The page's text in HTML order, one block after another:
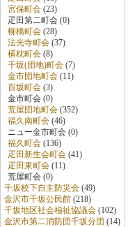
宮保町会(23)
疋田第二町会 (0)
柳橋町会(28)
法光寺町会(37)
横枕町会(8)
千坂(団地)町会(7)
金市団地町会(11)
百坂町会(3)
金市町会 (0)
荒屋団地町会(352)
福久南町会(46)
ニュー金市町会 (0)
福久町会(136)
疋田新生会町会(41)
疋田東町会(11)
荒屋町会 (0)
千坂校下自主防災会(49)
金沢市千坂公民館(218)
千坂地区社会福祉協議会(102)
金沢市第二消防団千坂分団 (14)